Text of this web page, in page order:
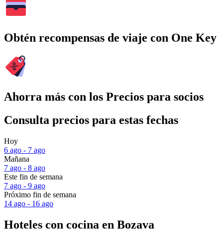
Obtén recompensas de viaje con One Key
Ahorra más con los Precios para socios
Consulta precios para estas fechas
Hoy
6 ago - 7 ago
Mañana
7 ago - 8 ago
Este fin de semana
7 ago - 9 ago
Próximo fin de semana
14 ago - 16 ago
Hoteles con cocina en Bozava